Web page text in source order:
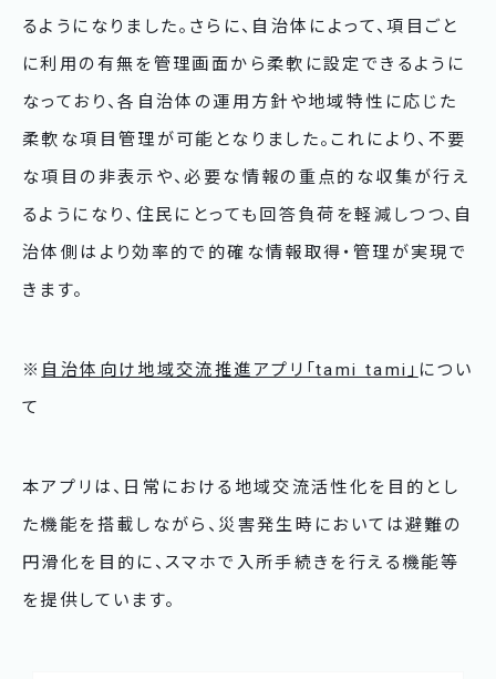
るようになりました。さらに、自治体によって、項目ごと
に利用の有無を管理画面から柔軟に設定できるように
なっており、各自治体の運用方針や地域特性に応じた
柔軟な項目管理が可能となりました。これにより、不要
な項目の非表示や、必要な情報の重点的な収集が行え
るようになり、住民にとっても回答負荷を軽減しつつ、自
治体側はより効率的で的確な情報取得・管理が実現で
きます。
※ 自治体向け地域交流推進アプリ「tami tami」 につい
て
本アプリは、日常における地域交流活性化を目的とし
た機能を搭載しながら、災害発生時においては避難の
円滑化を目的に、スマホで入所手続きを行える機能等
を提供しています。